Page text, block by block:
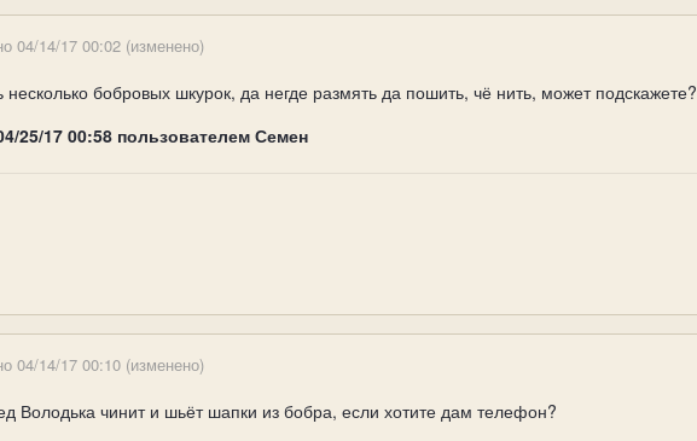
04/14/17 00:02 (изменено)
бобровых шкурок, да негде размять да пошить, чё нить, может подскажете?
25/17 00:58 пользователем Семен
04/14/17 00:10 (изменено)
Володька чинит и шьёт шапки из бобра, если хотите дам телефон?